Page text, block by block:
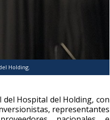
Holding.
del Hospital del Holding, con
representantes